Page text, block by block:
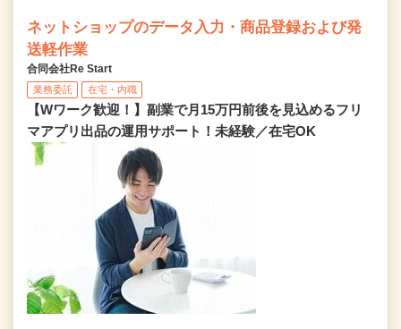
ネットショップのデータ入力・商品登録および発
送軽作業
合同会社Re Start
業務委託 在宅・内職
【Wワーク歓迎！】副業で月15万円前後を見込めるフリ
マアプリ出品の運用サポート！未経験／在宅OK